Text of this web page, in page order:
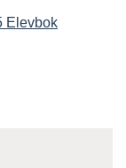
Elevbok